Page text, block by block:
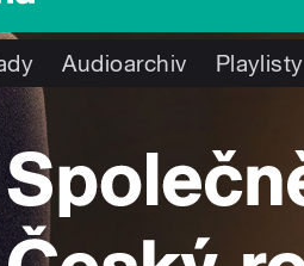
Audioarchiv Playlisty